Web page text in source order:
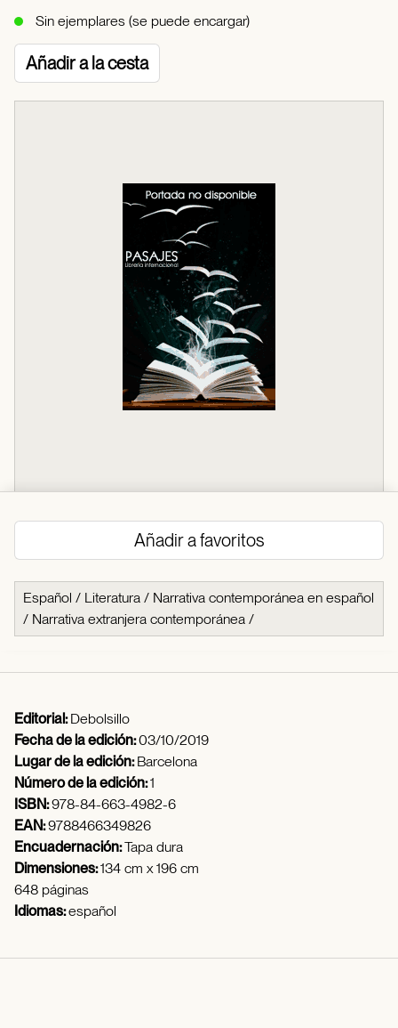
Sin ejemplares (se puede encargar)
Añadir a la cesta
Añadir a favoritos
Español / Literatura / Narrativa contemporánea en español
/ Narrativa extranjera contemporánea /
Editorial:Debolsillo
Fecha de la edición:03/10/2019
Lugar de la edición:Barcelona
Número de la edición:1
ISBN:978-84-663-4982-6
EAN:9788466349826
Encuadernación:Tapa dura
Dimensiones:134 cm x 196 cm
648 páginas
Idiomas:español